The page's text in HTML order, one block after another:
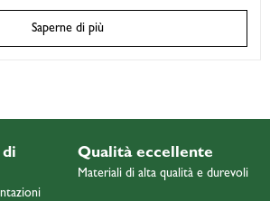
Saperne di più
Qualità eccellente
Materiali di alta qualità e durevoli